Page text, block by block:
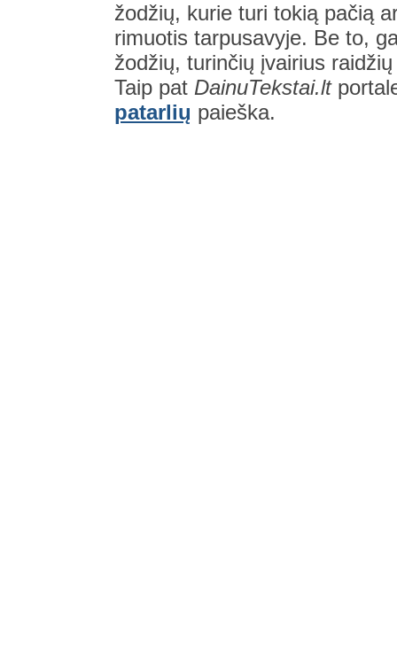
žodžių, kurie turi tokią pačią
rimuotis tarpusavyje. Be to,
žodžių, turinčių įvairius
Taip pat DainuTekstai.lt
patarlių paieška.